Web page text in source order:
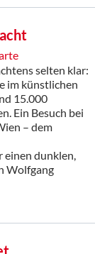
selten klar:
im künstlichen
15.000
Ein Besuch bei
– dem
einen dunklen,
Wolfgang